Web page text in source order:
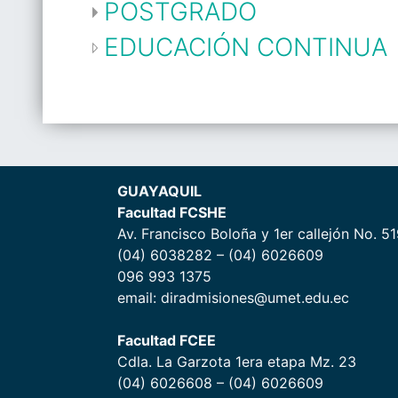
POSTGRADO
EDUCACIÓN CONTINUA
GUAYAQUIL
Facultad FCSHE
Av. Francisco Boloña y 1er callejón No.
(04) 6038282 – (04) 6026609
096 993 1375
email: diradmisiones@umet.edu.ec
Facultad FCEE
Cdla. La Garzota 1era etapa Mz. 23
(04) 6026608 – (04) 6026609